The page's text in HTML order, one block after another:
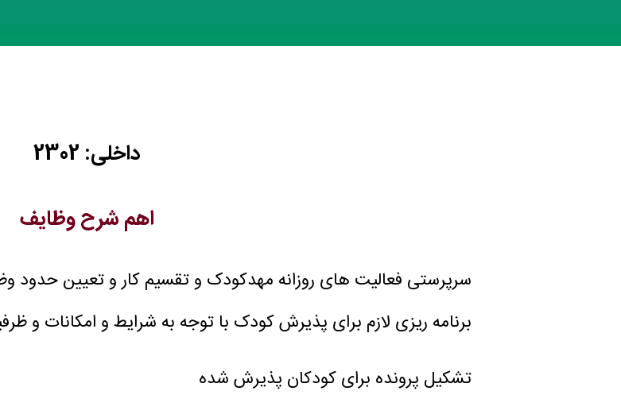
داخلی: 2302
اهم شرح وظایف
سرپرستی فعالیت های روزانه مهدكودک و تقسیم كار و تعیین حدود
برنامه ریزی لازم برای پذیرش كودک با توجه به شرایط و امکانات و
تشکیل پرونده برای كودكان پذیرش شده